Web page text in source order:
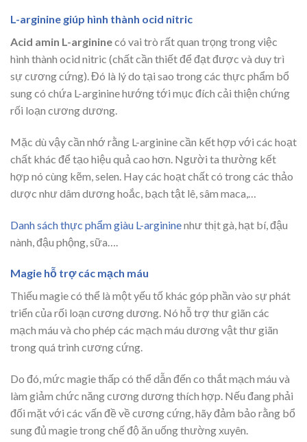
L-arginine giúp hình thành ocid nitric
Acid amin L-argininecó vai trò rất quan trọng trong việc
hình thành ocid nitric (chất cần thiết để đạt được và duy trì
sự cương cứng). Đó là lý do tại sao trong các thực phẩm bổ
sung có chứa L-arginine hướng tới mục đích cải thiện chứng
rối loạn cương dương.
Mặc dù vậy cần nhớ rằng L-arginine cần kết hợp với các hoạt
chất khác để tạo hiệu quả cao hơn. Người ta thường kết
hợp nó cùng kẽm, selen. Hay các hoạt chất có trong các thảo
dược như dâm dương hoắc, bạch tật lê, sâm maca,…
Danh sách thực phẩm giàu L-argininenhư thịt gà, hạt bí, đậu
nành, đậu phộng, sữa….
Magie hỗ trợ các mạch máu
Thiếu magie có thể là một yếu tố khác góp phần vào sự phát
triển của rối loạn cương dương. Nó hỗ trợ thư giãn các
mạch máu và cho phép các mạch máu dương vật thư giãn
trong quá trình cương cứng.
Do đó, mức magie thấp có thể dẫn đến co thắt mạch máu và
làm giảm chức năng cương dương thích hợp. Nếu đang phải
đối mặt với các vấn đề về cương cứng, hãy đảm bảo rằng bổ
sung đủ magie trong chế độ ăn uống thường xuyên.